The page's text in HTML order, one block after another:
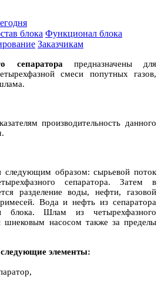
блока Функционал блока
Заказчикам
сепаратора предназначены для
смеси попутных газов,
производительность данного
следующим образом: сырьевой поток
сепаратора. Затем в
разделение воды, нефти, газовой
Вода и нефть из сепаратора
блока. Шлам из четырехфазного
шнековым насосом также за пределы
элементы: